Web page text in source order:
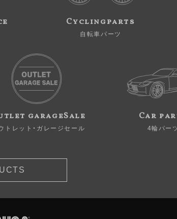
Cyclingparts
自転車パーツ
garageSale
トレット・ガレージセール
Car
4輪パー